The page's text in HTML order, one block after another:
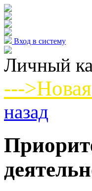
Вход в систему
Личный
--->
назад